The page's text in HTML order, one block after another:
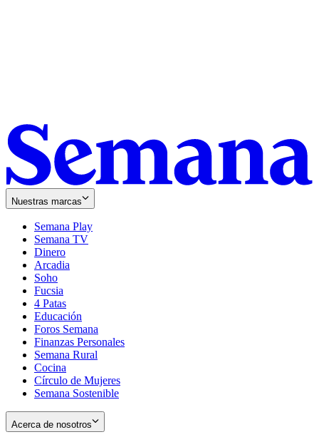
Nuestras marcas
Semana Play
Semana TV
Dinero
Arcadia
Soho
in
new
window
Fucsia
in
new
window
4 Patas
Educación
Foros Semana
Finanzas Personales
Semana Rural
Cocina
Círculo de Mujeres
Semana Sostenible
Acerca de nosotros